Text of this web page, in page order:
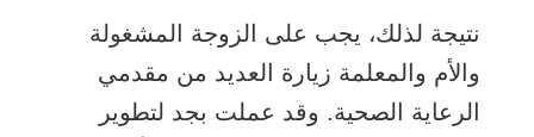
نتيجة لذلك، يجب على الزوجة المشغولة
والأم والمعلمة زيارة العديد من مقدمي
الرعاية الصحية. وقد عملت بجد لتطوير